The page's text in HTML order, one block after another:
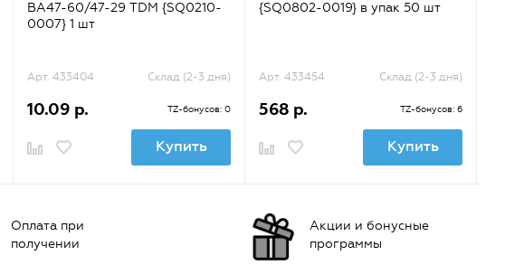
ВА47-60/47-29 TDM {SQ0210-
0007} 1 шт
Арт. 433404 Склад (2-3 дня)
10.09 р. TZ-бонусов: 0
Купить
{SQ0802-0019} в упак 50 шт
Арт. 433454 Склад (2-3 дня)
568 р. TZ-бонусов: 6
Купить
Оплата при
получении
Акции и бонусные
программы